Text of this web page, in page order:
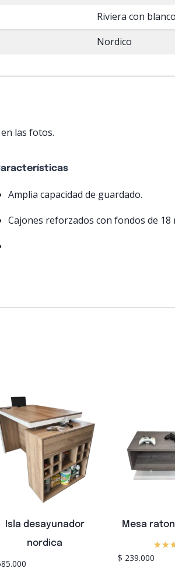
Riviera con
Nordico
las fotos.
Amplia capacidad de guardado.
Cajones reforzados con fondos de 18
Isla desayunador
nordica
Mesa
$ 239.000